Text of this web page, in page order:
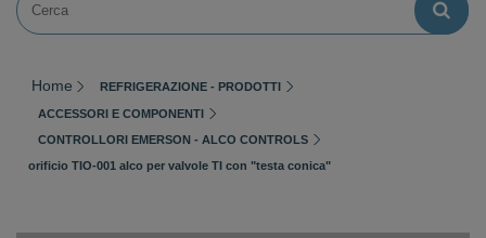
Home REFRIGERAZIONE - PRODOTTI
ACCESSORI E COMPONENTI
CONTROLLORI EMERSON - ALCO CONTROLS
orificio TIO-001 alco per valvole TI con "testa conica"